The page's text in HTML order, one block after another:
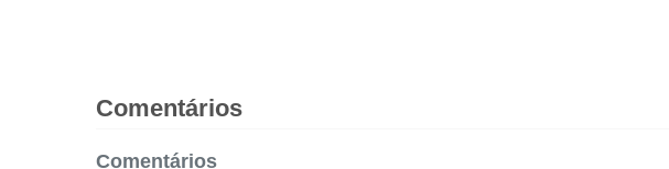
Comentários
Comentários